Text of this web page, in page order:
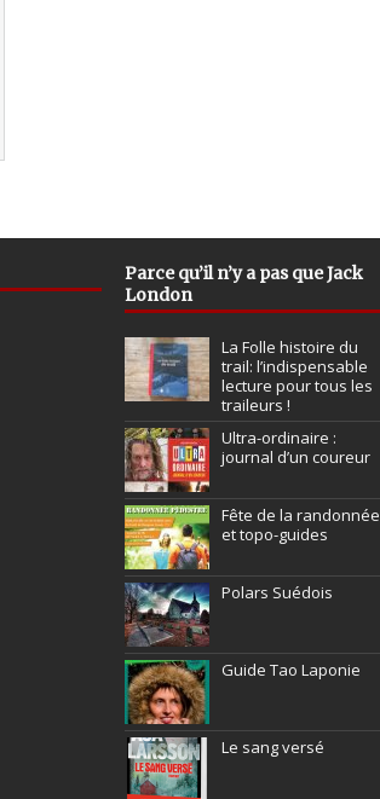
Parce qu’il n’y a pas que Jack
London
La Folle histoire du
trail: l’indispensable
lecture pour tous les
traileurs !
Ultra-ordinaire :
journal d’un coureur
Fête de la randonnée
et topo-guides
Polars Suédois
Guide Tao Laponie
Le sang versé